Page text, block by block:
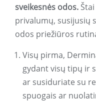
sveikesnės odos.
privalumų, susijusių
odos priežiūros
Visų pirma,
gydant visų tipų ir
ar susiduriate su
spuogais ar